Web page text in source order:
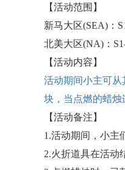
【活动范围】
新马大区(SEA)：
北美大区(NA)：
【活动内容】
活动期间小主可
块，当点燃的蜡烛
【活动备注】
1.活动期间，小主
2.火折道具在活动